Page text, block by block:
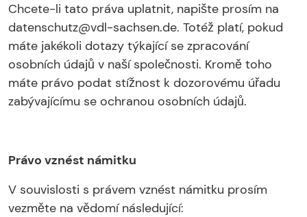
Chcete-li tato práva uplatnit, napište prosím na
datenschutz@vdl-sachsen.de. Totéž platí, pokud
máte jakékoli dotazy týkající se zpracování
osobních údajů v naší společnosti. Kromě toho
máte právo podat stížnost k dozorovému úřadu
zabývajícímu se ochranou osobních údajů.
Právo vznést námitku
V souvislosti s právem vznést námitku prosím
vezměte na vědomí následující: